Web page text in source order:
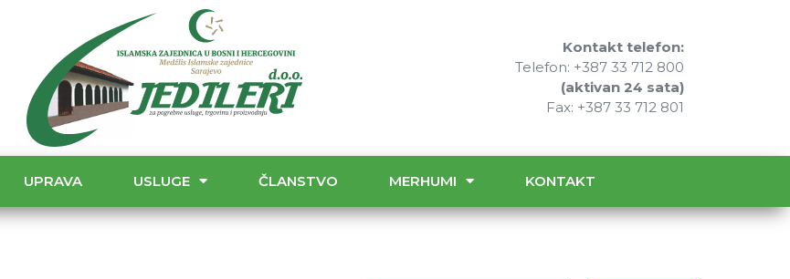
Kontakt telefon:
Telefon: +387 33 712 800
(aktivan 24 sata)
Fax: +387 33 712 801
UPRAVA USLUGE ČLANSTVO MERHUMI KONTAKT